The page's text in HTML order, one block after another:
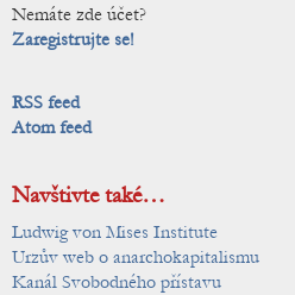
Nemáte zde účet?
Zaregistrujte se!
RSS feed
Atom feed
Navštivte také…
Ludwig von Mises Institute
Urzův web o anarchokapitalismu
Kanál Svobodného přístavu